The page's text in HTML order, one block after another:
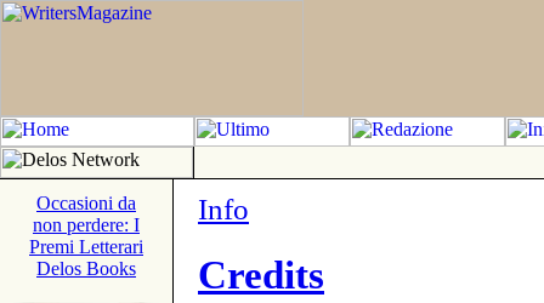
Occasioni da
non perdere: I
Premi Letterari
Delos Books
Info
Credits